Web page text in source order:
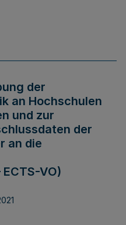
der
an Hochschulen
und zur
der
an die
VO)